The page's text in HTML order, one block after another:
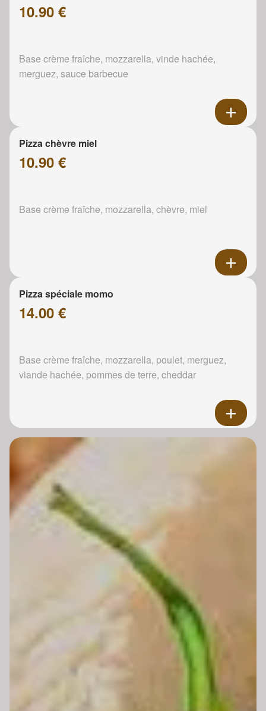
10.90 €
Base crème fraîche, mozzarella, vinde hachée,
merguez, sauce barbecue
Pizza chèvre miel
10.90 €
Base crème fraîche, mozzarella, chèvre, miel
Pizza spéciale momo
14.00 €
Base crème fraîche, mozzarella, poulet, merguez,
viande hachée, pommes de terre, cheddar